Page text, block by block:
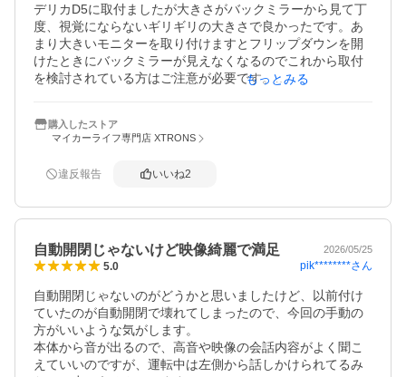
デリカD5に取付ましたが大きさがバックミラーから見て丁
度、視覚にならないギリギリの大きさで良かったです。あ
まり大きいモニターを取り付けますとフリップダウンを開
けたときにバックミラーが見えなくなるのでこれから取付
を検討されている方はご注意が必要です。 もっとみる
購入したストア
マイカーライフ専門店 XTRONS
違反報告 いいね2
自動開閉じゃないけど映像綺麗で満足 2026/05/25
5.0 pik********さん
自動開閉じゃないのがどうかと思いましたけど、以前付け
ていたのが自動開閉で壊れてしまったので、今回の手動の
方がいいような気がします。
本体から音が出るので、高音や映像の会話内容がよく聞こ
えていいのですが、運転中は左側から話しかけられてるみ